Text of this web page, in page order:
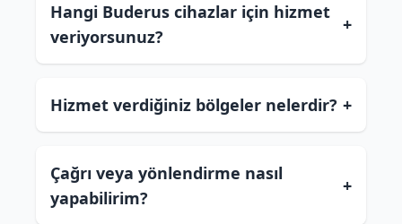
Hangi Buderus cihazlar için hizmet
veriyorsunuz?
+
Hizmet verdiğiniz bölgeler nelerdir? +
Çağrı veya yönlendirme nasıl
yapabilirim?
+